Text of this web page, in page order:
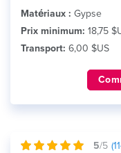
Matériaux : Gypse
Prix minimum: 18,75
Transport: 6,00 $US
5/5 (